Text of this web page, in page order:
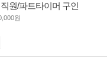
원/파트타이머 구인
원